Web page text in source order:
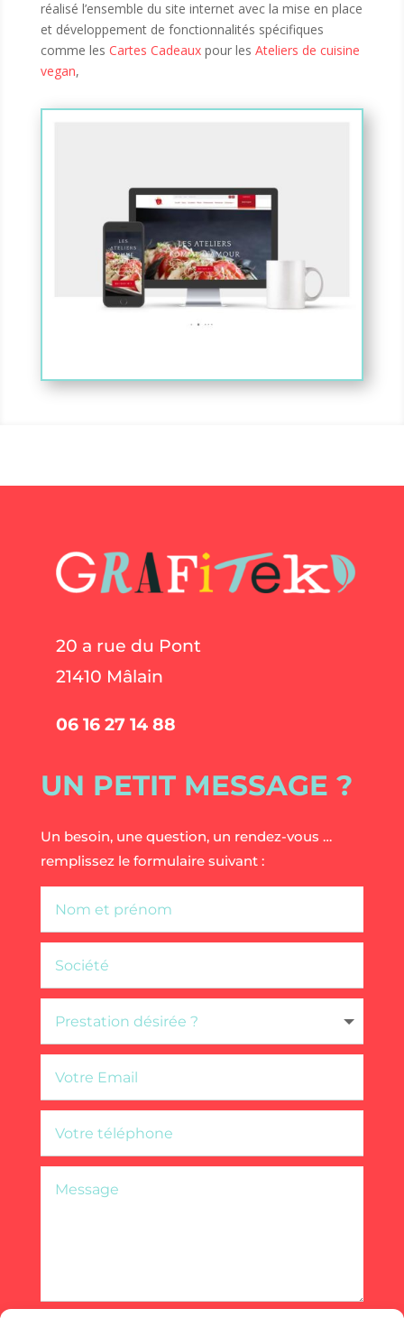
réalisé l’ensemble du site internet avec la mise en place
et développement de fonctionnalités spécifiques
comme les Cartes Cadeauxpour les Ateliers de cuisine
vegan,
20 a rue du Pont
21410 Mâlain
06 16 27 14 88
UN PETIT MESSAGE ?
Un besoin, une question, un rendez-vous …
remplissez le formulaire suivant :